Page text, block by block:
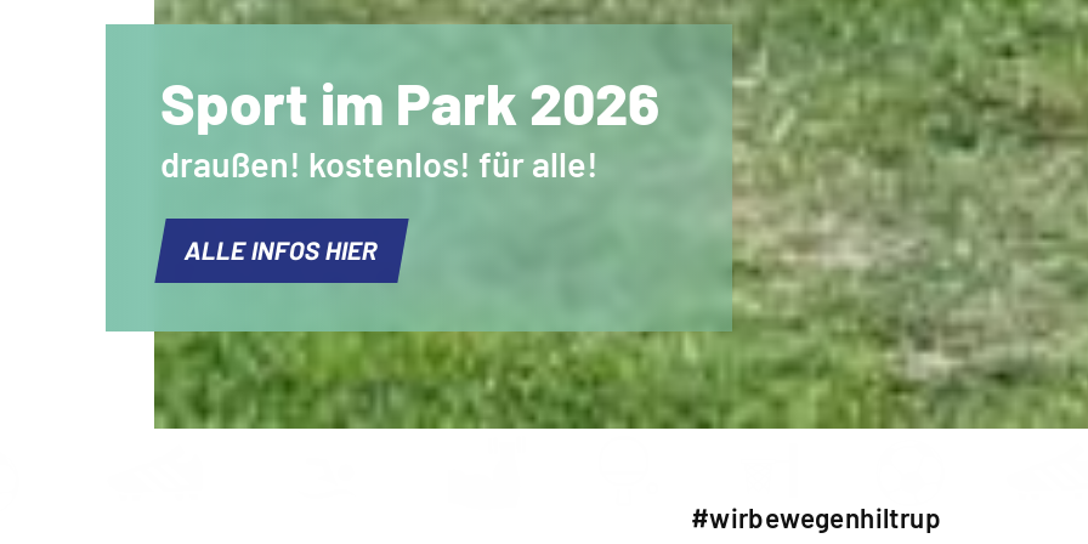
Sport im Park 2026
draußen! kostenlos! für alle!
ALLE INFOS HIER
#wirbewegenhiltrup